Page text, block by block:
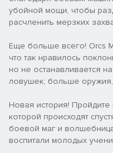
убойной мощи, чтобы
расчленить мерзких
Еще больше всего! Orcs
что так нравилось
но не останавливается
ловушек, больше
Новая история!
которой происходят
боевой маг и
воспитали молодых